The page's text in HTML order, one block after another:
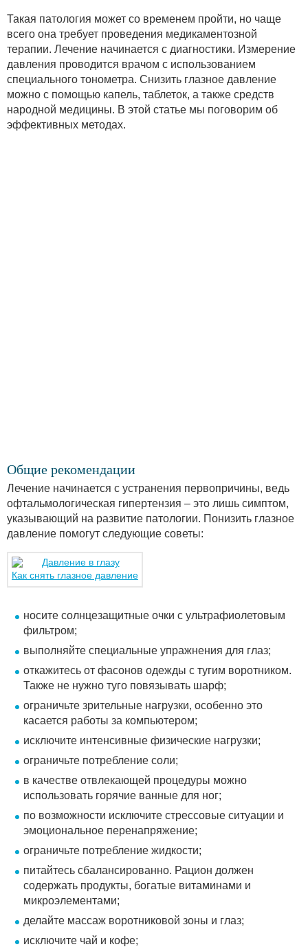
Такая патология может со временем пройти, но чаще
всего она требует проведения медикаментозной
терапии. Лечение начинается с диагностики. Измерение
давления проводится врачом с использованием
специального тонометра. Снизить глазное давление
можно с помощью капель, таблеток, а также средств
народной медицины. В этой статье мы поговорим об
эффективных методах.
Общие рекомендации
Лечение начинается с устранения первопричины, ведь
офтальмологическая гипертензия – это лишь симптом,
указывающий на развитие патологии. Понизить глазное
давление помогут следующие советы:
Как снять глазное давление
носите солнцезащитные очки с ультрафиолетовым
фильтром;
выполняйте специальные упражнения для глаз;
откажитесь от фасонов одежды с тугим воротником.
Также не нужно туго повязывать шарф;
ограничьте зрительные нагрузки, особенно это
касается работы за компьютером;
исключите интенсивные физические нагрузки;
ограничьте потребление соли;
в качестве отвлекающей процедуры можно
использовать горячие ванные для ног;
по возможности исключите стрессовые ситуации и
эмоциональное перенапряжение;
ограничьте потребление жидкости;
питайтесь сбалансированно. Рацион должен
содержать продукты, богатые витаминами и
микроэлементами;
делайте массаж воротниковой зоны и глаз;
исключите чай и кофе;